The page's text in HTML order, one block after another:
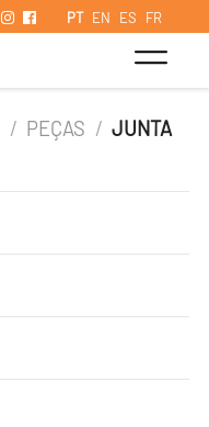
PT EN ES FR
/ PEÇAS / JUNTA